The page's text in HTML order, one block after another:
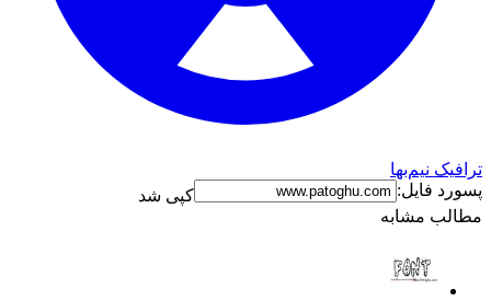
ترافیک نیم‌بها
پسورد فایل:
کپی شد
مطالب مشابه